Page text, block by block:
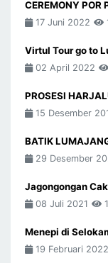
CEREMONY POR
17 Juni 2022
Virtul Tour go to
02 April 2022
PROSESI
15 Desember
BATIK
29 Desember
Jagongongan
08 Juli 2021
Menepi di
19 Februari 2022